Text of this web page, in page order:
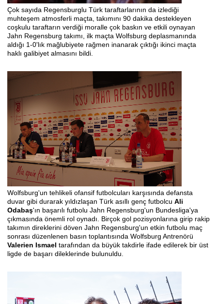
Çok sayıda Regensburglu Türk taraftarlarının da izlediği
muhteşem atmosferli maçta, takımını 90 dakika destekleyen
coşkulu taraftarın verdiği moralle çok baskın ve etkili oynayan
Jahn Regensburg takımı, ilk maçta Wolfsburg deplasmanında
aldığı 1-0'lık mağlubiyete rağmen inanarak çıktığı ikinci maçta
haklı galibiyet almasını bildi.
Wolfsburg'un tehlikeli ofansif futbolcuları karşısında defansta
duvar gibi durarak yıldızlaşan Türk asıllı genç futbolcu Ali
Odabaş'ın başarılı futbolu Jahn Regensburg'un Bundesliga'ya
çıkmasında önemli rol oynadı. Birçok gol pozisyonlarına girip rakip
takımın direklerini döven Jahn Regensburg'un etkin futbolu maç
sonrası düzenlenen basın toplantısında Wolfsburg Antrenörü
Valerien Ismael tarafından da büyük takdirle ifade edilerek bir üst
ligde de başarı dileklerinde bulunuldu.